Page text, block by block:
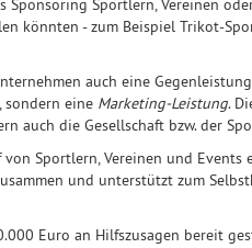
Sportlern, Vereinen
könnten - zum Beispiel Trikot-
auch eine
, sondern eine Marketing-Leistung.
auch die Gesellschaft bzw. der
von Sportlern, Vereinen und Events
und unterstützt zum
Euro an Hilfszusagen bereit